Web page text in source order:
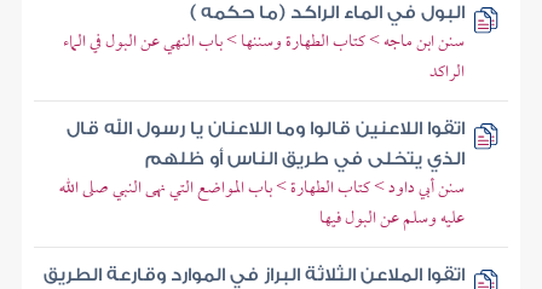
البول في الماء الراكد (ما حكمه )
سنن ابن ماجه > كتاب الطهارة وسننها > باب النهي عن البول في الماء
الراكد
اتقوا اللاعنين قالوا وما اللاعنان يا رسول الله قال
الذي يتخلى في طريق الناس أو ظلهم
سنن أبي داود > كتاب الطهارة > باب المواضع التي نهى النبي صلى الله
عليه وسلم عن البول فيها
اتقوا الملاعن الثلاثة البراز في الموارد وقارعة الطريق